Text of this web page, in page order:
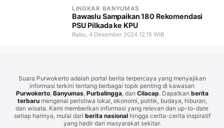
LINGKAR BANYUMAS
Bawaslu Sampaikan 180 Rekomendasi
PSU Pilkada ke KPU
Rabu, 4 Desember 2024 12.15 WIB
Suara Purwokerto adalah portal berita terpercaya yang menyajikan
informasi terkini tentang berbagai topik penting di kawasan
Purwokerto, Banyumas, Purbalingga, dan Cilacap. Dapatkan berita
terbarumengenai peristiwa lokal, ekonomi, politik, budaya, hiburan,
dan wisata. Kami memberikan informasi yang relevan dan up-to-date
setiap harinya, mulai dari berita nasionalhingga cerita-cerita inspiratif
yang hadir dari masyarakat sekitar.